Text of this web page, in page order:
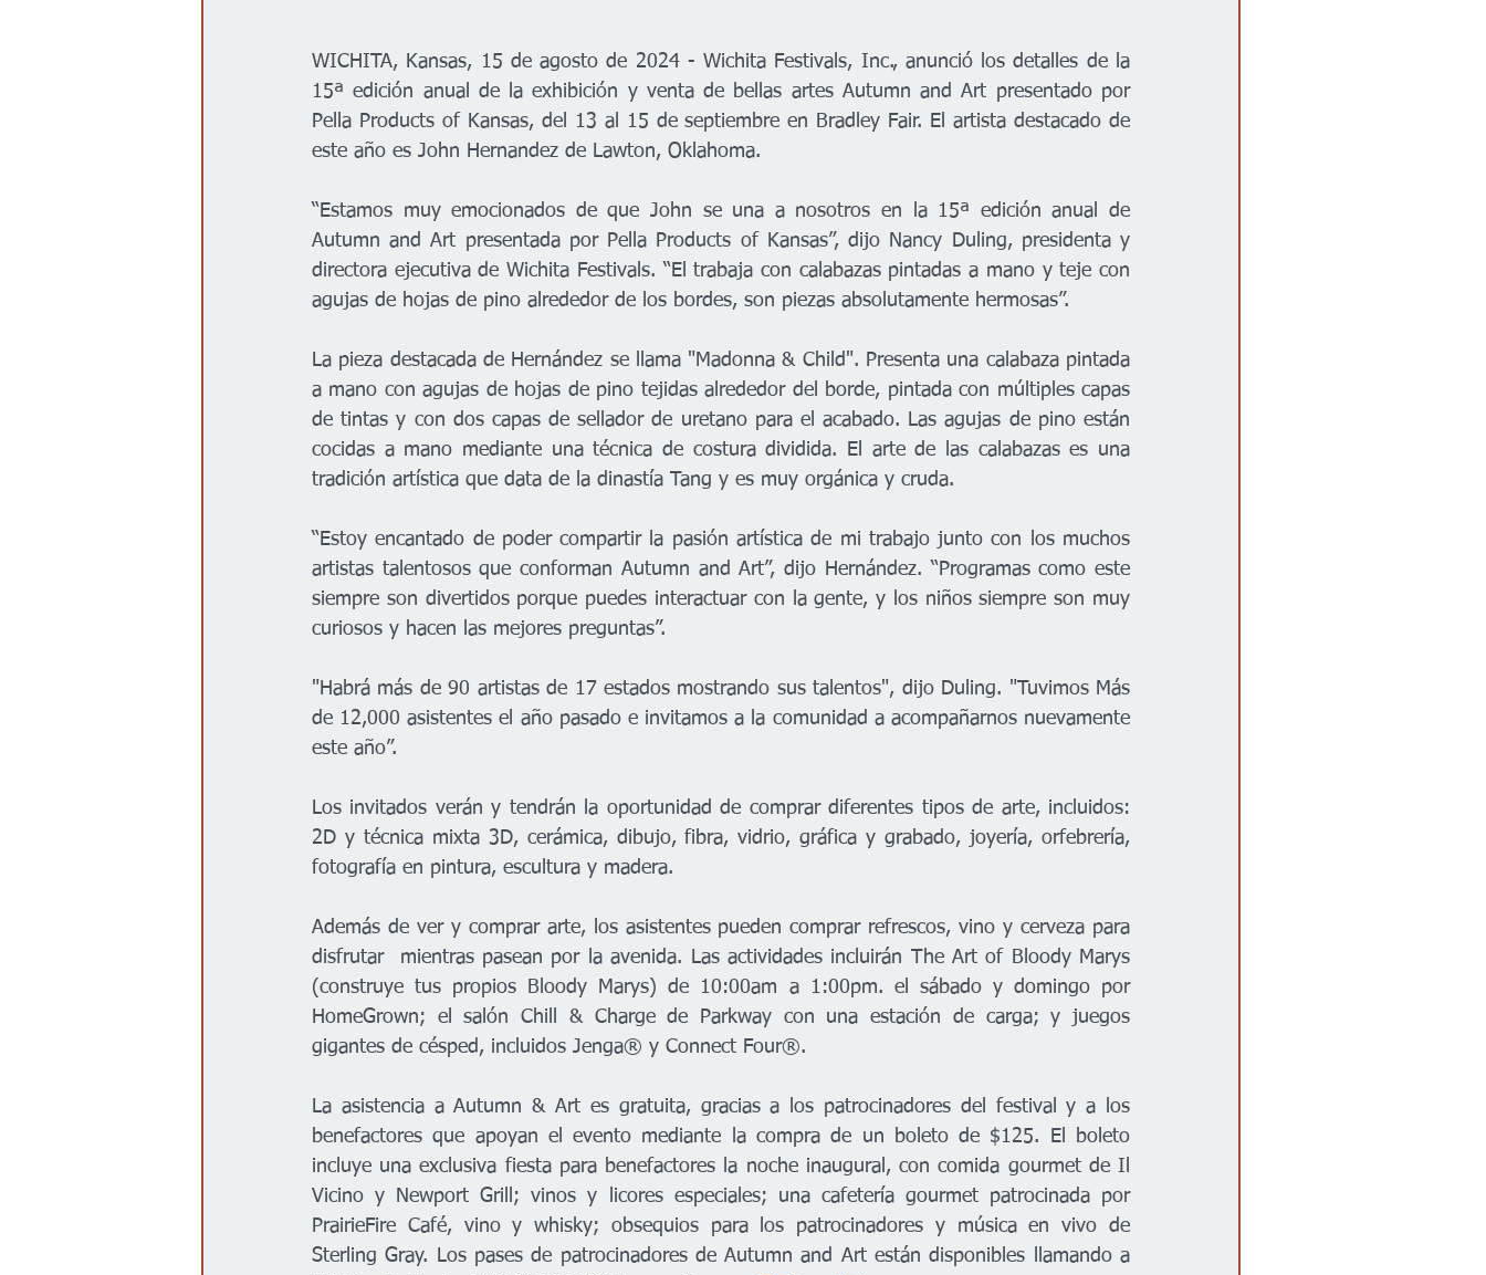
WICHITA, Kansas, 15 de agosto de 2024 - Wichita Festivals, Inc., anunció los detalles de la
15ª edición anual de la exhibición y venta de bellas artes Autumn and Art presentado por
Pella Products of Kansas, del 13 al 15 de septiembre en Bradley Fair. El artista destacado de
este año es John Hernandez de Lawton, Oklahoma.
“Estamos muy emocionados de que John se una a nosotros en la 15ª edición anual de
Autumn and Art presentada por Pella Products of Kansas”, dijo Nancy Duling, presidenta y
directora ejecutiva de Wichita Festivals. “El trabaja con calabazas pintadas a mano y teje con
agujas de hojas de pino alrededor de los bordes, son piezas absolutamente hermosas”.
La pieza destacada de Hernández se llama "Madonna & Child". Presenta una calabaza pintada
a mano con agujas de hojas de pino tejidas alrededor del borde, pintada con múltiples capas
de tintas y con dos capas de sellador de uretano para el acabado. Las agujas de pino están
cocidas a mano mediante una técnica de costura dividida. El arte de las calabazas es una
tradición artística que data de la dinastía Tang y es muy orgánica y cruda.
“Estoy encantado de poder compartir la pasión artística de mi trabajo junto con los muchos
artistas talentosos que conforman Autumn and Art”, dijo Hernández. “Programas como este
siempre son divertidos porque puedes interactuar con la gente, y los niños siempre son muy
curiosos y hacen las mejores preguntas”.
"Habrá más de 90 artistas de 17 estados mostrando sus talentos", dijo Duling. "Tuvimos Más
de 12,000 asistentes el año pasado e invitamos a la comunidad a acompañarnos nuevamente
este año”.
Los invitados verán y tendrán la oportunidad de comprar diferentes tipos de arte, incluidos:
2D y técnica mixta 3D, cerámica, dibujo, fibra, vidrio, gráfica y grabado, joyería, orfebrería,
fotografía en pintura, escultura y madera.
Además de ver y comprar arte, los asistentes pueden comprar refrescos, vino y cerveza para
disfrutar  mientras pasean por la avenida. Las actividades incluirán The Art of Bloody Marys
(construye tus propios Bloody Marys) de 10:00am a 1:00pm. el sábado y domingo por
HomeGrown; el salón Chill & Charge de Parkway con una estación de carga; y juegos
gigantes de césped, incluidos Jenga® y Connect Four®.
La asistencia a Autumn & Art es gratuita, gracias a los patrocinadores del festival y a los
benefactores que apoyan el evento mediante la compra de un boleto de $125. El boleto
incluye una exclusiva fiesta para benefactores la noche inaugural, con comida gourmet de Il
Vicino y Newport Grill; vinos y licores especiales; una cafetería gourmet patrocinada por
PrairieFire Café, vino y whisky; obsequios para los patrocinadores y música en vivo de
Sterling Gray. Los pases de patrocinadores de Autumn and Art están disponibles llamando a